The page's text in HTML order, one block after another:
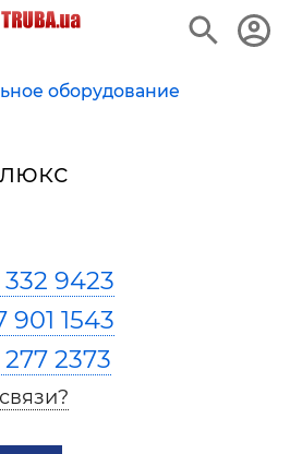
оборудование
9423
901 1543
2373